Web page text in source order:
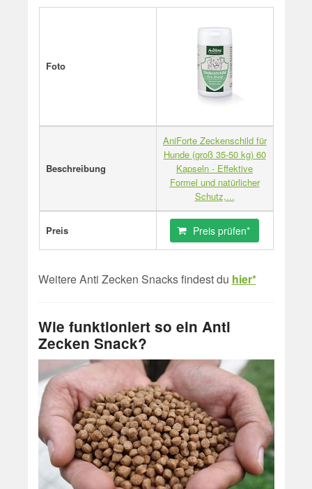
Foto
Beschreibung
AniForte Zeckenschild für
Hunde (groß 35-50 kg) 60
Kapseln - Effektive
Formel und natürlicher
Schutz,...
Preis Preis prüfen*
Weitere Anti Zecken Snacks findest du hier*
Wie funktioniert so ein Anti
Zecken Snack?